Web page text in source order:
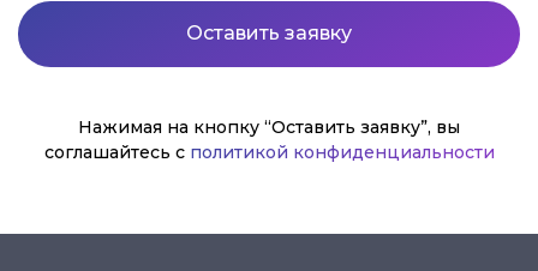
Нажимая на кнопку “Оставить заявку”, вы
соглашайтесь с политикой конфиденциальности